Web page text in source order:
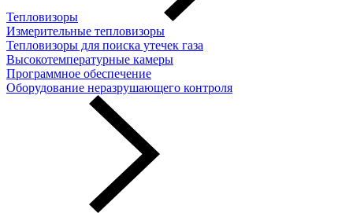
Тепловизоры
Измерительные тепловизоры
Тепловизоры для поиска утечек газа
Высокотемпературные камеры
Программное обеспечение
Оборудование неразрушающего контроля